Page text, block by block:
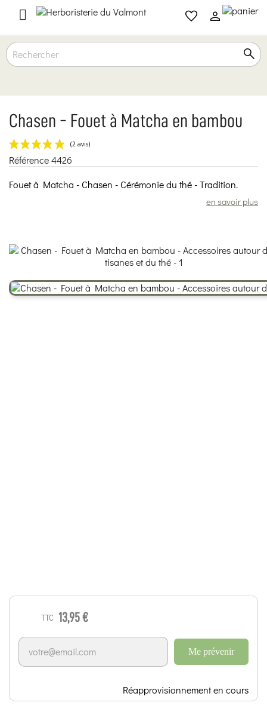

Chasen - Fouet à Matcha en bambou
(2 avis)
Référence4426
Fouet à Matcha - Chasen - Cérémonie du thé - Tradition.
en savoir plus
TTC 13,95 €
Me prévenir
Réapprovisionnement en cours